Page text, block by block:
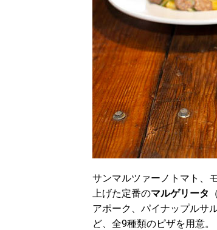
サンマルツァーノトマト、
上げた定番のマルゲリータ
アポーク、パイナップルサ
ど、全9種類のピザを用意。